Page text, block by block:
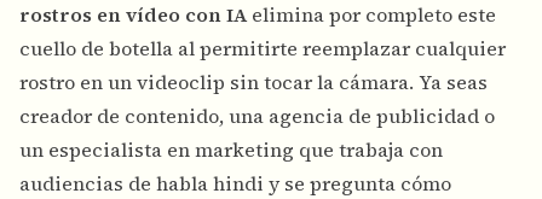
rostros en vídeo con IAelimina por completo este
cuello de botella al permitirte reemplazar cualquier
rostro en un videoclip sin tocar la cámara. Ya seas
creador de contenido, una agencia de publicidad o
un especialista en marketing que trabaja con
audiencias de habla hindi y se pregunta cómo